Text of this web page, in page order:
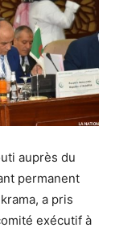
auprès du
permanent
a pris
exécutif à